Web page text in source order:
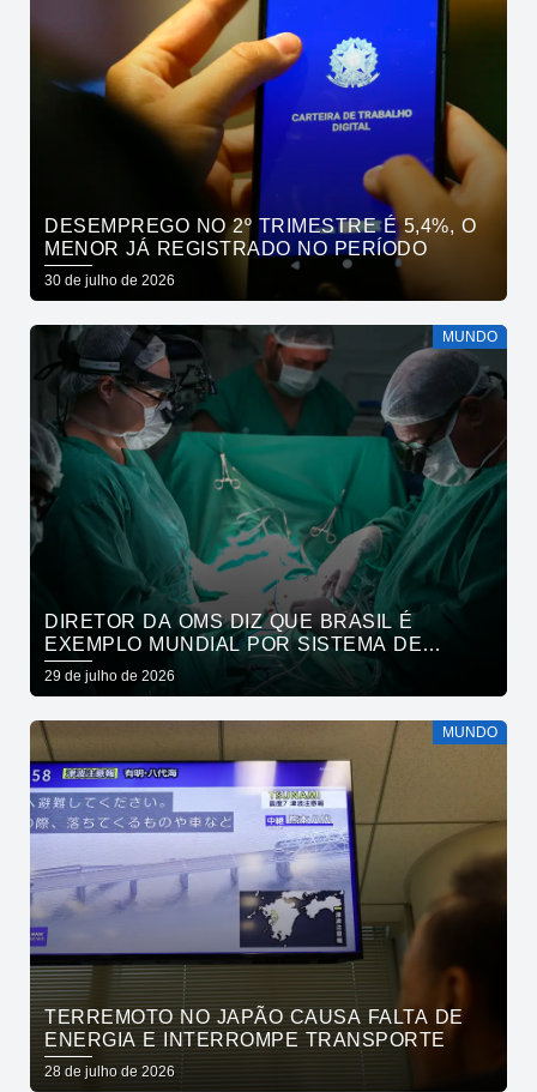
DESEMPREGO NO 2º TRIMESTRE É 5,4%, O
MENOR JÁ REGISTRADO NO PERÍODO
30 de julho de 2026
MUNDO
DIRETOR DA OMS DIZ QUE BRASIL É
EXEMPLO MUNDIAL POR SISTEMA DE
SAÚDE
29 de julho de 2026
MUNDO
TERREMOTO NO JAPÃO CAUSA FALTA DE
ENERGIA E INTERROMPE TRANSPORTE
28 de julho de 2026